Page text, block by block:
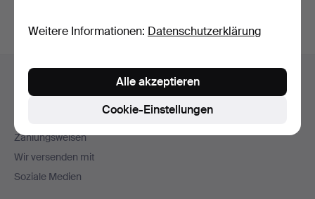
Fußzeilen-
Kontakt mit dem Support aufnehmen
Zahlungsweisen
Wir versenden mit
Soziale Medien
Weitere Informationen: Datenschutzerklärung
Cookie-Einstellungen
Alle akzeptieren